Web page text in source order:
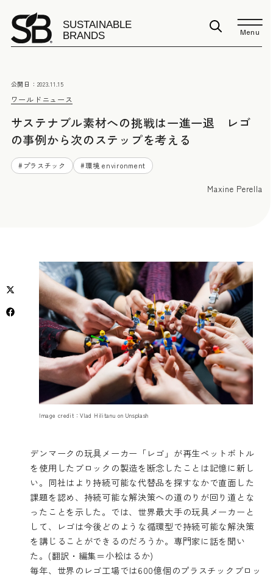
Menu
ワールドニュース
公開日： 2023.11.15
サステナブル素材への挑戦は一進一退 レゴ
の事例から次のステップを考える
#プラスチック #環境 environment
Maxine Perella
Image credit：Vlad Hilitanu onUnsplash
デンマークの玩具メーカー「レゴ」が再生ペットボトル
を使用したブロックの製造を断念したことは記憶に新し
い。同社はより持続可能な代替品を探すなかで直面した
課題を認め、持続可能な解決策への道のりが回り道とな
ったことを示した。では、世界最大手の玩具メーカーと
して、レゴは今後どのような循環型で持続可能な解決策
を講じることができるのだろうか。専門家に話を聞い
た。(翻訳・編集＝小松はるか)
毎年、世界のレゴ工場では600億個のプラスチックブロッ